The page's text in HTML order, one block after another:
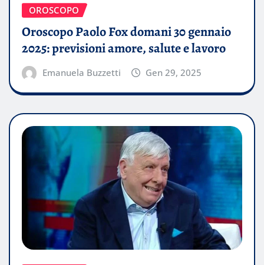
OROSCOPO
Oroscopo Paolo Fox domani 30 gennaio
2025: previsioni amore, salute e lavoro
Emanuela Buzzetti Gen 29, 2025